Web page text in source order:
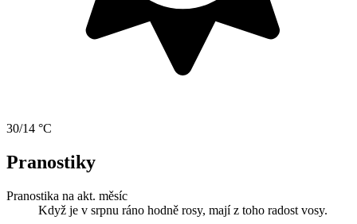
30/14 °C
Pranostiky
Pranostika na akt. měsíc
Když je v srpnu ráno hodně rosy, mají z toho radost vosy.